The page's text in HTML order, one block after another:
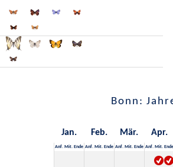
Bonn:
Jan. Feb. Mär. Apr.
Anf. Mit. Ende Anf. Mit. Ende Anf. Mit. Ende Anf. Mit. Ende